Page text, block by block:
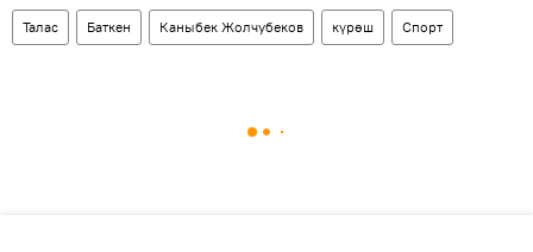
Талас Баткен Каныбек Жолчубеков күрөш Спорт